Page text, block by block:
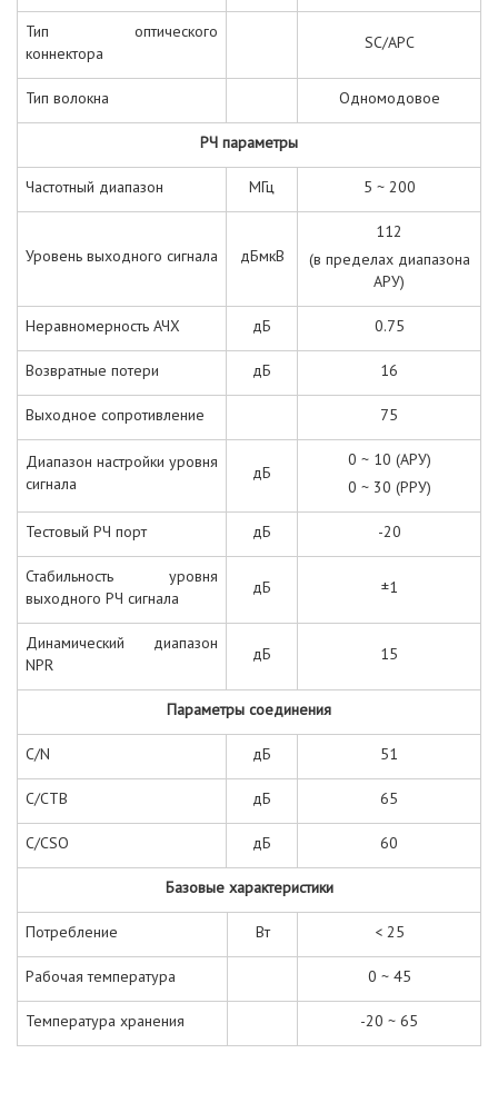
Тип оптического
коннектора
SC/APC
Тип волокна Одномодовое
РЧ параметры
Частотный диапазон МГц 5 ~ 200
Уровень выходного сигнала дБмкВ
112
(в пределах диапазона
АРУ)
Неравномерность АЧХ дБ 0.75
Возвратные потери дБ 16
Выходное сопротивление 75
Диапазон настройки уровня
сигнала
дБ
0 ~ 10 (АРУ)
0 ~ 30 (РРУ)
Тестовый РЧ порт дБ -20
Стабильность уровня
выходного РЧ сигнала
дБ ±1
Динамический диапазон
NPR
дБ 15
Параметры соединения
C/N дБ 51
C/CTB дБ 65
C/CSO дБ 60
Базовые характеристики
Потребление Вт < 25
Рабочая температура 0 ~ 45
Температура хранения -20 ~ 65